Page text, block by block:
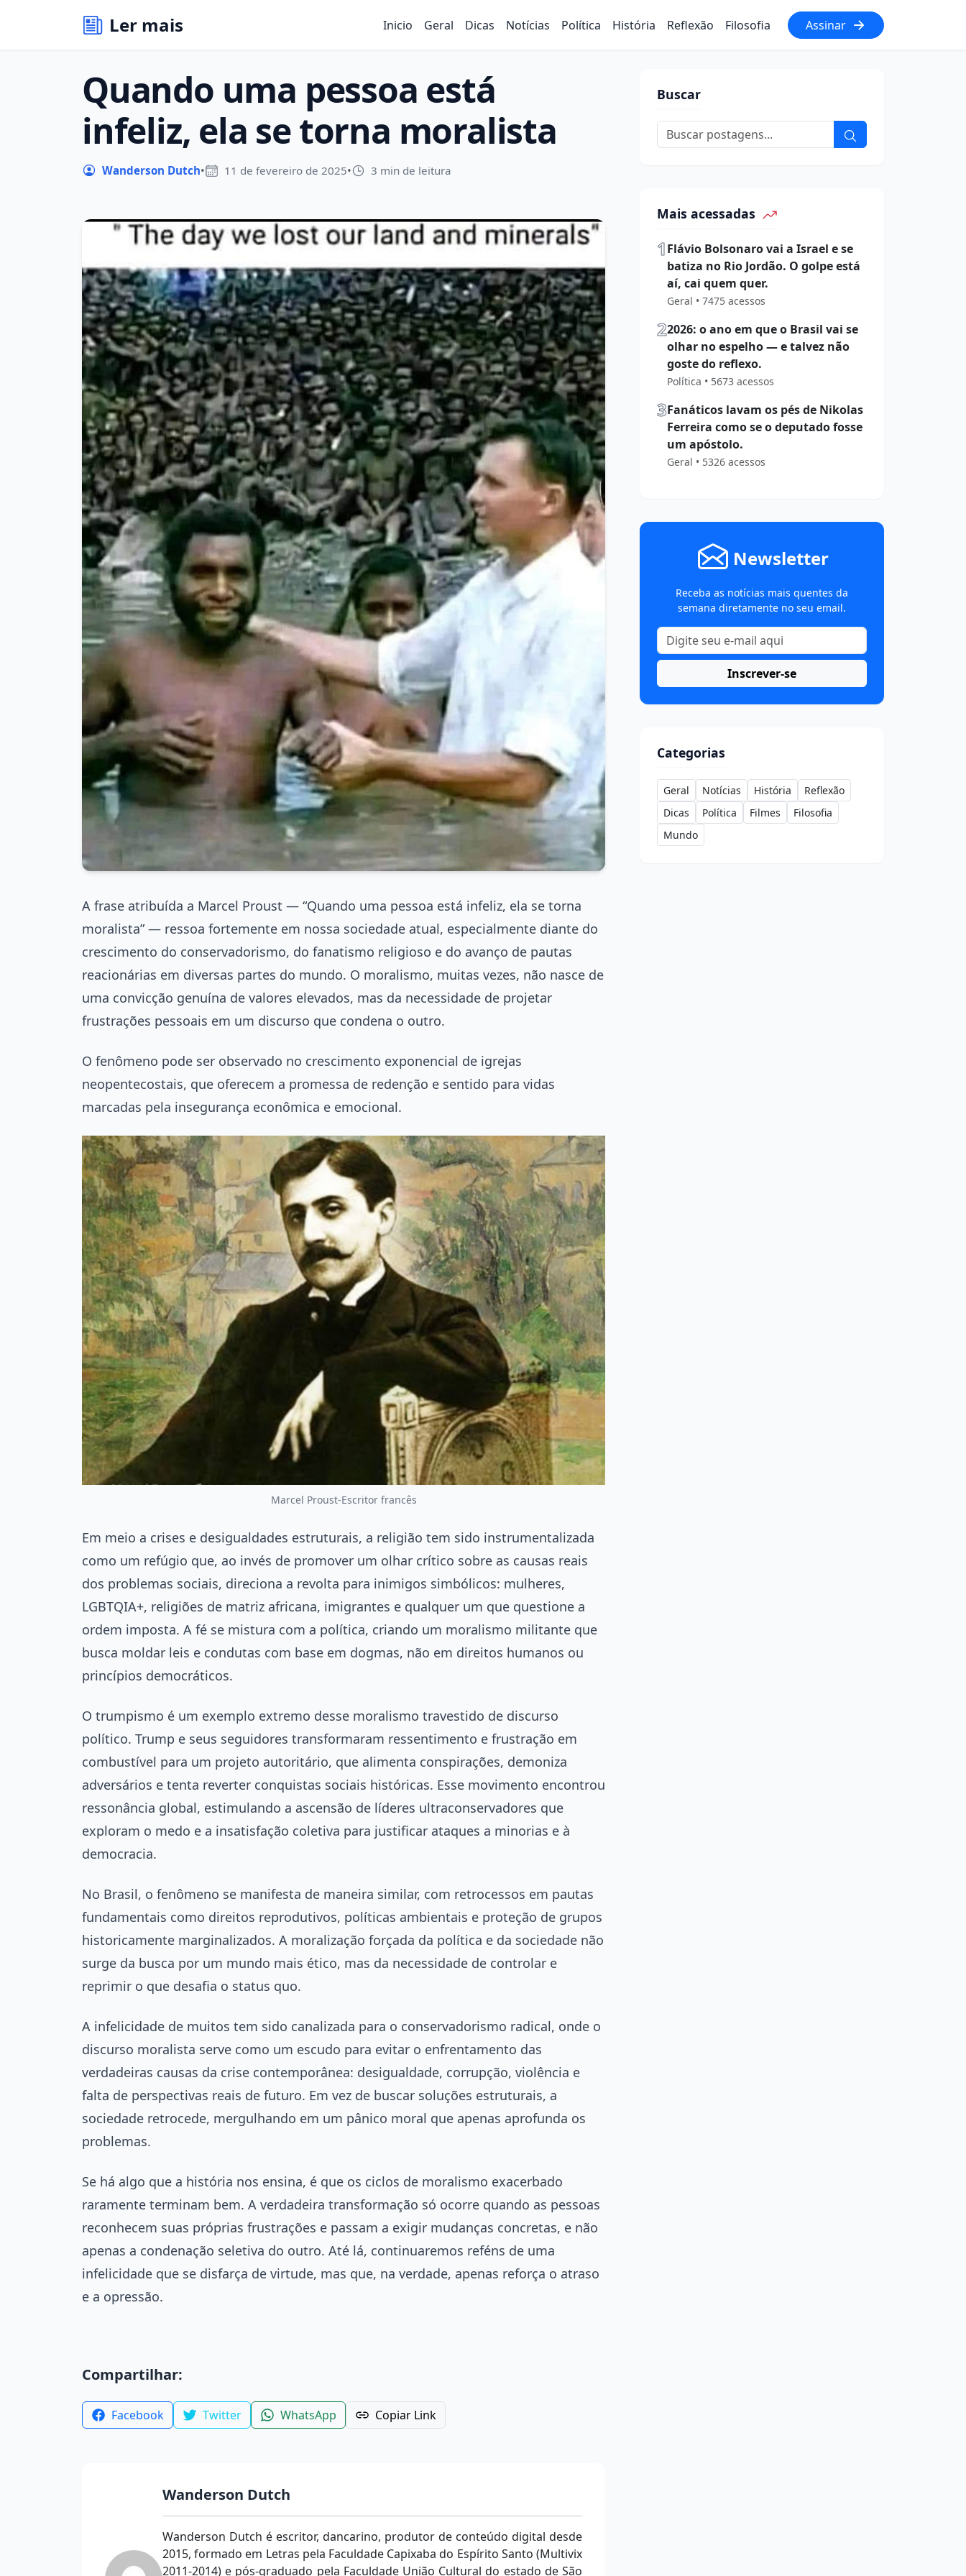
Ler mais Inicio Geral Dicas Notícias Política História Reflexão Filosofia Assinar
Quando uma pessoa está
infeliz, ela se torna moralista
Wanderson Dutch• 11 de fevereiro de 2025• 3 min de leitura
A frase atribuída a Marcel Proust — “Quando uma pessoa está infeliz, ela se torna
moralista” — ressoa fortemente em nossa sociedade atual, especialmente diante do
crescimento do conservadorismo, do fanatismo religioso e do avanço de pautas
reacionárias em diversas partes do mundo. O moralismo, muitas vezes, não nasce de
uma convicção genuína de valores elevados, mas da necessidade de projetar
frustrações pessoais em um discurso que condena o outro.
O fenômeno pode ser observado no crescimento exponencial de igrejas
neopentecostais, que oferecem a promessa de redenção e sentido para vidas
marcadas pela insegurança econômica e emocional.
Marcel Proust-Escritor francês
Em meio a crises e desigualdades estruturais, a religião tem sido instrumentalizada
como um refúgio que, ao invés de promover um olhar crítico sobre as causas reais
dos problemas sociais, direciona a revolta para inimigos simbólicos: mulheres,
LGBTQIA+, religiões de matriz africana, imigrantes e qualquer um que questione a
ordem imposta. A fé se mistura com a política, criando um moralismo militante que
busca moldar leis e condutas com base em dogmas, não em direitos humanos ou
princípios democráticos.
O trumpismo é um exemplo extremo desse moralismo travestido de discurso
político. Trump e seus seguidores transformaram ressentimento e frustração em
combustível para um projeto autoritário, que alimenta conspirações, demoniza
adversários e tenta reverter conquistas sociais históricas. Esse movimento encontrou
ressonância global, estimulando a ascensão de líderes ultraconservadores que
exploram o medo e a insatisfação coletiva para justificar ataques a minorias e à
democracia.
No Brasil, o fenômeno se manifesta de maneira similar, com retrocessos em pautas
fundamentais como direitos reprodutivos, políticas ambientais e proteção de grupos
historicamente marginalizados. A moralização forçada da política e da sociedade não
surge da busca por um mundo mais ético, mas da necessidade de controlar e
reprimir o que desafia o status quo.
A infelicidade de muitos tem sido canalizada para o conservadorismo radical, onde o
discurso moralista serve como um escudo para evitar o enfrentamento das
verdadeiras causas da crise contemporânea: desigualdade, corrupção, violência e
falta de perspectivas reais de futuro. Em vez de buscar soluções estruturais, a
sociedade retrocede, mergulhando em um pânico moral que apenas aprofunda os
problemas.
Se há algo que a história nos ensina, é que os ciclos de moralismo exacerbado
raramente terminam bem. A verdadeira transformação só ocorre quando as pessoas
reconhecem suas próprias frustrações e passam a exigir mudanças concretas, e não
apenas a condenação seletiva do outro. Até lá, continuaremos reféns de uma
infelicidade que se disfarça de virtude, mas que, na verdade, apenas reforça o atraso
e a opressão.
Compartilhar:
Facebook Twitter WhatsApp Copiar Link
Wanderson Dutch
Wanderson Dutch é escritor, dancarino, produtor de conteúdo digital desde
2015, formado em Letras pela Faculdade Capixaba do Espírito Santo (Multivix
2011-2014) e pós-graduado pela Faculdade União Cultural do estado de São
Buscar
Mais acessadas
1Flávio Bolsonaro vai a Israel e se
batiza no Rio Jordão. O golpe está
aí, cai quem quer.
Geral • 7475 acessos
22026: o ano em que o Brasil vai se
olhar no espelho — e talvez não
goste do reflexo.
Política • 5673 acessos
3Fanáticos lavam os pés de Nikolas
Ferreira como se o deputado fosse
um apóstolo.
Geral • 5326 acessos
Newsletter
Receba as notícias mais quentes da
semana diretamente no seu email.
Inscrever-se
Categorias
Geral Notícias História
Reflexão
Dicas
Política Filmes
Filosofia
Mundo